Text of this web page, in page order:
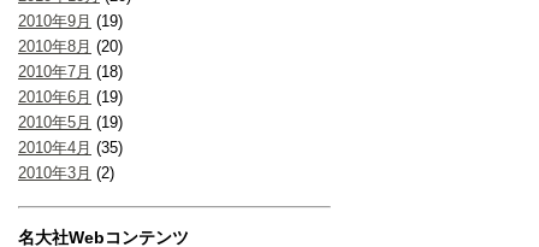
2010年9月 (19)
2010年8月 (20)
2010年7月 (18)
2010年6月 (19)
2010年5月 (19)
2010年4月 (35)
2010年3月 (2)
名大社Webコンテンツ